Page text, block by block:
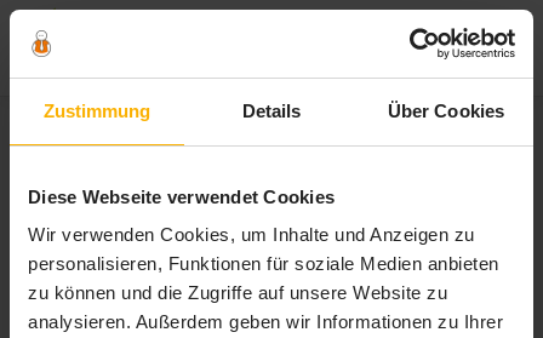
Zustimmung Details Über Cookies
Diese Webseite verwendet Cookies
Wir verwenden Cookies, um Inhalte und Anzeigen zu
personalisieren, Funktionen für soziale Medien anbieten
zu können und die Zugriffe auf unsere Website zu
analysieren. Außerdem geben wir Informationen zu Ihrer